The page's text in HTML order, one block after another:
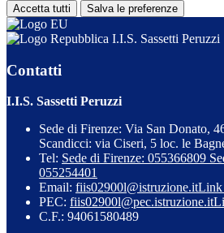
Accetta tutti Salva le preferenze
I.I.S. Sassetti Peruzzi
Contatti
I.I.S. Sassetti Peruzzi
Sede di Firenze: Via San Donato,
Scandicci: via Ciseri, 5 loc. le
Tel: Sede di Firenze: 055366809
055254401
Email: fiis02900l@istruzione.itLink
PEC: fiis02900l@pec.istruzione.it
C.F.: 94061580489